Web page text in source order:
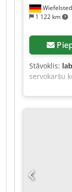
1 122 km
Stāvoklis:
servokaršu
procesora
barošanas
vadība,
Indramat,
CNC
1.2-30-
ir pieejami
Izmēri: 325/